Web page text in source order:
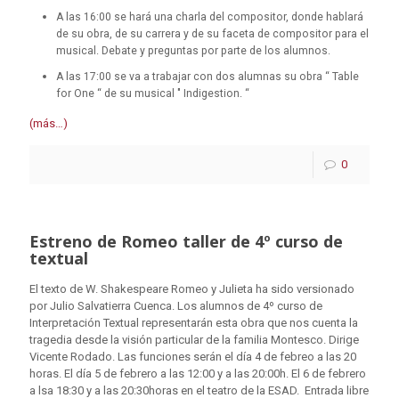
A las 16:00 se hará una charla del compositor, donde hablará
de su obra, de su carrera y de su faceta de compositor para el
musical. Debate y preguntas por parte de los alumnos.
A las 17:00 se va a trabajar con dos alumnas su obra “ Table
for One “ de su musical " Indigestion. “
(más…)
0
Estreno de Romeo taller de 4º curso de
textual
El texto de W. Shakespeare Romeo y Julieta ha sido versionado
por Julio Salvatierra Cuenca. Los alumnos de 4º curso de
Interpretación Textual representarán esta obra que nos cuenta la
tragedia desde la visión particular de la familia Montesco. Dirige
Vicente Rodado. Las funciones serán el día 4 de febreo a las 20
horas. El día 5 de febrero a las 12:00 y a las 20:00h. El 6 de febrero
a lsa 18:30 y a las 20:30horas en el teatro de la ESAD. Entrada libre